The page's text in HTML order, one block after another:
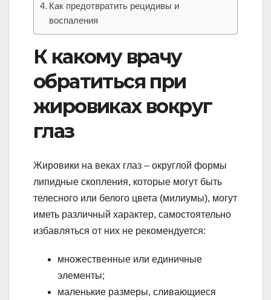
Как предотвратить рецидивы и
воспаления
К какому врачу
обратиться при
жировиках вокруг
глаз
Жировики на веках глаз – округлой формы
липидные скопления, которые могут быть
телесного или белого цвета (милиумы), могут
иметь различный характер, самостоятельно
избавляться от них не рекомендуется:
множественные или единичные
элементы;
маленькие размеры, сливающиеся